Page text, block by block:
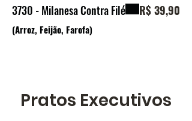
3730 - Milanesa Contra Filé
(Arroz, Feijão, Farofa)
R$ 39,90
Pratos Executivos